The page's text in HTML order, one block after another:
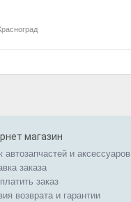
магазин
автозапчастей и аксессуаров
заказа
заказ
возврата и гарантии